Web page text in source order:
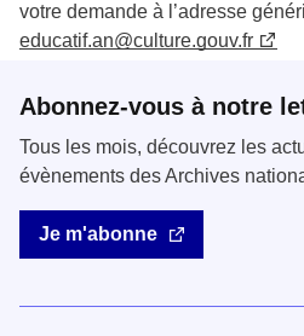
votre demande à l’adresse
educatif.an@culture.gouv.fr
Abonnez-vous à notre
Tous les mois, découvrez les
évènements des Archives
Je m'abonne